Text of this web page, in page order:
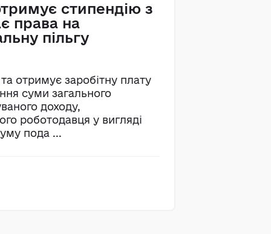
стипендію з
права на
пільгу
отримує заробітну плату
суми загального
доходу,
роботодавця у вигляді
пода ...